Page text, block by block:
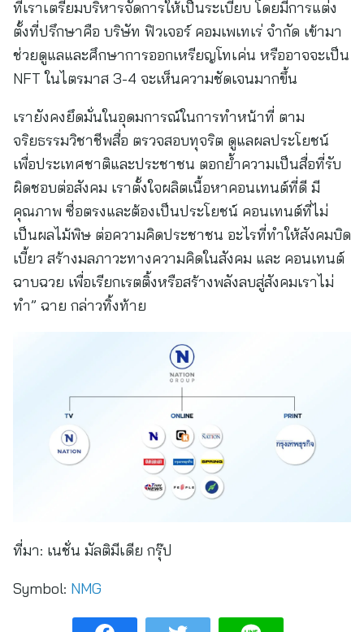
ที่เราเตรียมบริหารจัดการให้เป็นระเบียบ โดยมีการแต่ง
ตั้งที่ปรึกษาคือ บริษัท ฟิวเจอร์ คอมเพเทเร่ จำกัด เข้ามา
ช่วยดูแลและศึกษาการออกเหรียญโทเค่น หรืออาจจะเป็น
NFT ในไตรมาส 3-4 จะเห็นความชัดเจนมากขึ้น
เรายังคงยึดมั่นในอุดมการณ์ในการทำหน้าที่ ตาม
จริยธรรมวิชาชีพสื่อ ตรวจสอบทุจริต ดูแลผลประโยชน์
เพื่อประเทศชาติและประชาชน ตอกย้ำความเป็นสื่อที่รับ
ผิดชอบต่อสังคม เราตั้งใจผลิตเนื้อหาคอนเทนต์ที่ดี มี
คุณภาพ ซื่อตรงและต้องเป็นประโยชน์ คอนเทนต์ที่ไม่
เป็นผลไม้พิษ ต่อความคิดประชาชน อะไรที่ทำให้สังคมบิด
เบี้ยว สร้างมลภาวะทางความคิดในสังคม และ คอนเทนต์
ฉาบฉวย เพื่อเรียกเรตติ้งหรือสร้างพลังลบสู่สังคมเราไม่
ทำ” ฉาย กล่าวทิ้งท้าย
ที่มา: เนชั่น มัลติมีเดีย กรุ๊ป
Symbol: NMG